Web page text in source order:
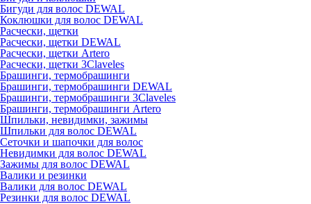
Бигуди для волос DEWAL
Коклюшки для волос DEWAL
Расчески, щетки
Расчески, щетки DEWAL
Расчески, щетки Artero
Расчески, щетки 3Claveles
Брашинги, термобрашинги
Брашинги, термобрашинги DEWAL
Брашинги, термобрашинги 3Claveles
Брашинги, термобрашинги Artero
Шпильки, невидимки, зажимы
Шпильки для волос DEWAL
Сеточки и шапочки для волос
Невидимки для волос DEWAL
Зажимы для волос DEWAL
Валики и резинки
Валики для волос DEWAL
Резинки для волос DEWAL